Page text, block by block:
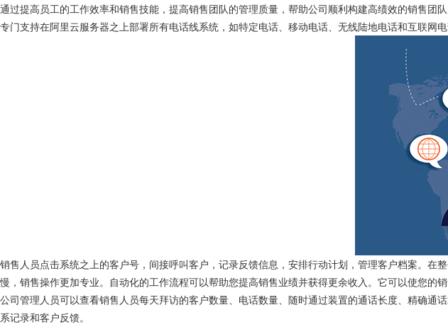
通过提高员工的工作效率和销售技能，提高销售团队的管理质量，帮助公司顺利构建高绩效的销售
专门支持在阿里云服务器之上部署所有电话线系统，如特定电话、移动电话、无线陆地电话和互联网
销售人员点击系统之上的客户号，间接呼叫客户，记录反馈信息，安排行动计划，管理客户档案。
慢，销售操作更加专业。自动化的工作流程可以帮助您提高销售业绩并获得更余收入。它可以使您的
公司管理人员可以查看销售人员每天拜访的客户数量、电话数量、随时通过装置的通话长度、精确
系记录和客户反馈。